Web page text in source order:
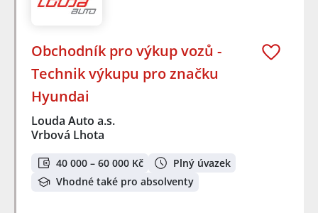
Obchodník pro výkup vozů -
Technik výkupu pro značku
Hyundai
Louda Auto a.s.
Vrbová Lhota
40 000 – 60 000 Kč
Plný úvazek
Vhodné také pro absolventy